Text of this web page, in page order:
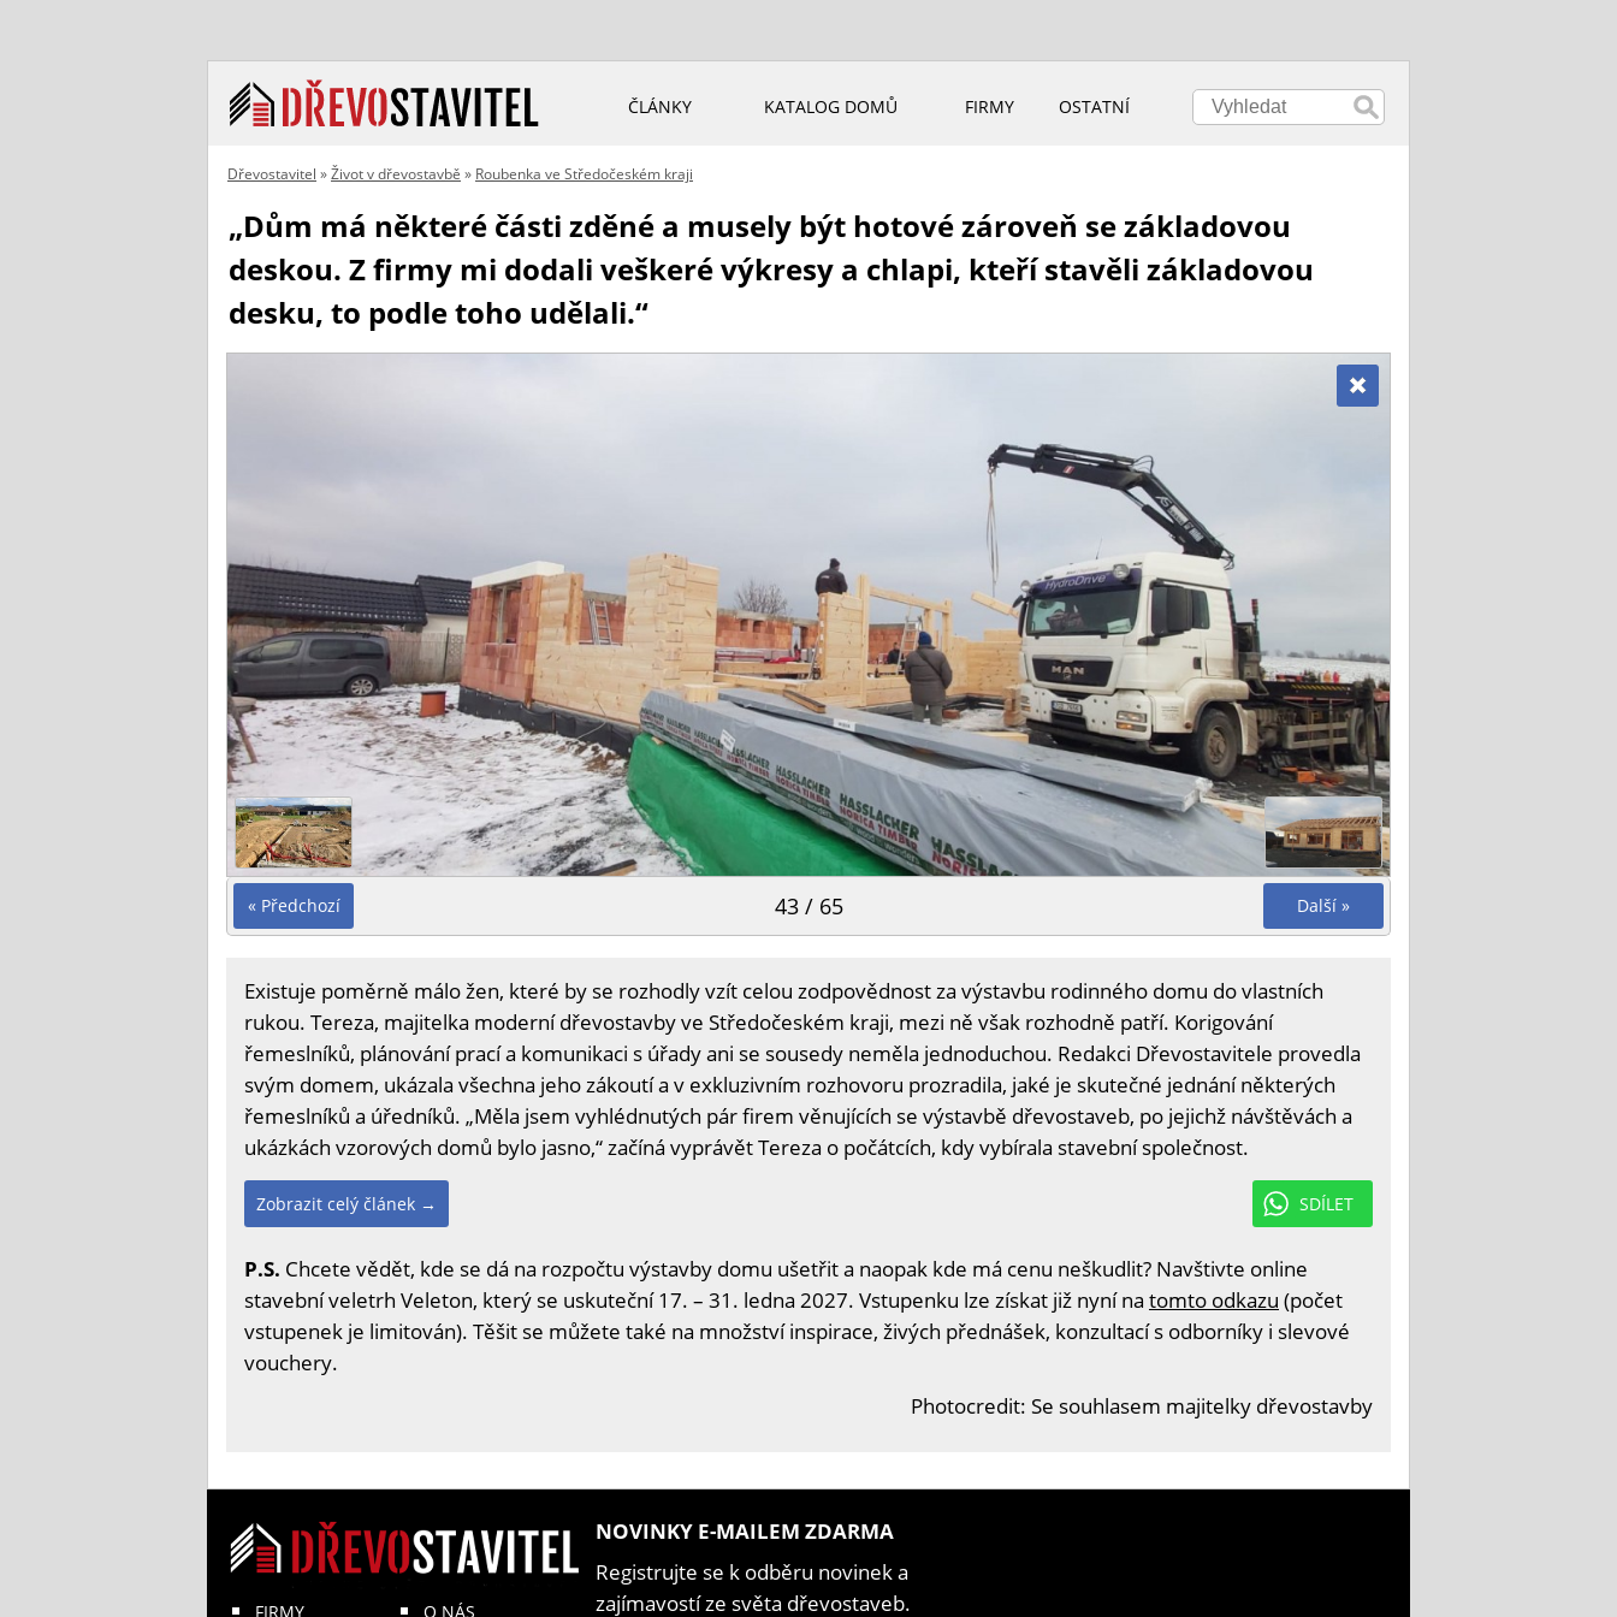
ČLÁNKY KATALOG DOMŮ FIRMY OSTATNÍ
Dřevostavitel »Život v dřevostavbě » Roubenka ve Středočeském kraji
„Dům má některé části zděné a musely být hotové zároveň se základovou
deskou. Z firmy mi dodali veškeré výkresy a chlapi, kteří stavěli základovou
desku, to podle toho udělali.“
« Předchozí Další »
43 / 65
Existuje poměrně málo žen, které by se rozhodly vzít celou zodpovědnost za výstavbu rodinného domu do vlastních
rukou. Tereza, majitelka moderní dřevostavby ve Středočeském kraji, mezi ně však rozhodně patří. Korigování
řemeslníků, plánování prací a komunikaci s úřady ani se sousedy neměla jednoduchou. Redakci Dřevostavitele provedla
svým domem, ukázala všechna jeho zákoutí a v exkluzivním rozhovoru prozradila, jaké je skutečné jednání některých
řemeslníků a úředníků. „Měla jsem vyhlédnutých pár firem věnujících se výstavbě dřevostaveb, po jejichž návštěvách a
ukázkách vzorových domů bylo jasno,“ začíná vyprávět Tereza o počátcích, kdy vybírala stavební společnost.
SDÍLET
Zobrazit celý článek →
P.S. Chcete vědět, kde se dá na rozpočtu výstavby domu ušetřit a naopak kde má cenu neškudlit? Navštivte online
stavební veletrh Veleton, který se uskuteční 17. – 31. ledna 2027. Vstupenku lze získat již nyní na tomto odkazu (počet
vstupenek je limitován). Těšit se můžete také na množství inspirace, živých přednášek, konzultací s odborníky i slevové
vouchery.
Photocredit: Se souhlasem majitelky dřevostavby
FIRMY O NÁS
NOVINKY E-MAILEM ZDARMA
Registrujte se k odběru novinek a
zajímavostí ze světa dřevostaveb.